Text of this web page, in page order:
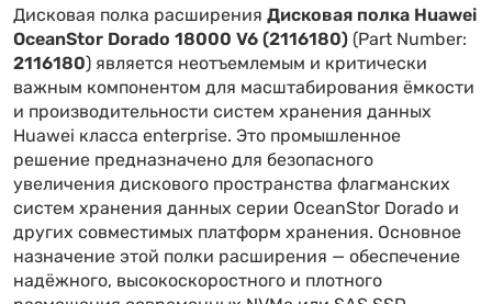
Дисковая полка расширения Дисковая полка Huawei
OceanStor Dorado 18000 V6 (2116180) (Part Number:
2116180) является неотъемлемым и критически
важным компонентом для масштабирования ёмкости
и производительности систем хранения данных
Huawei класса enterprise. Это промышленное
решение предназначено для безопасного
увеличения дискового пространства флагманских
систем хранения данных серии OceanStor Dorado и
других совместимых платформ хранения. Основное
назначение этой полки расширения — обеспечение
надёжного, высокоскоростного и плотного